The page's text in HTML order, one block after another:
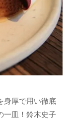
身厚で用い徹底
一皿！鈴木史子